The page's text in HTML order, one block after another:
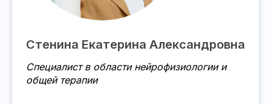
Стенина Екатерина Александровна
Специалист в области нейрофизиологии и
общей терапии